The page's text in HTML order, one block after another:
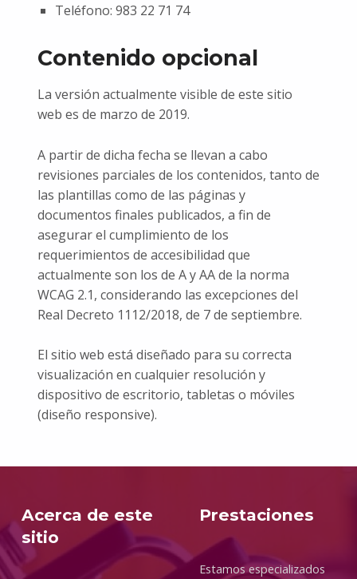
Teléfono: 983 22 71 74
Contenido opcional
La versión actualmente visible de este sitio
web es de marzo de 2019.
A partir de dicha fecha se llevan a cabo
revisiones parciales de los contenidos, tanto de
las plantillas como de las páginas y
documentos finales publicados, a fin de
asegurar el cumplimiento de los
requerimientos de accesibilidad que
actualmente son los de A y AA de la norma
WCAG 2.1, considerando las excepciones del
Real Decreto 1112/2018, de 7 de septiembre.
El sitio web está diseñado para su correcta
visualización en cualquier resolución y
dispositivo de escritorio, tabletas o móviles
(diseño responsive).
Acerca de este
sitio
Prestaciones
Estamos especializados